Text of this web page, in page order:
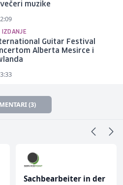
muzike
IZDANJE
Guitar Festival
Alberta Mesirce i
(3)
Sachbearbeiter in der